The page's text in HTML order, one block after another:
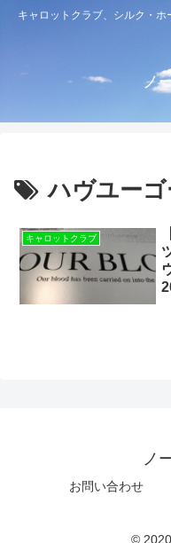
キャロットクラブ、シルク・
ノ
ハヴユー
キャロットクラブ
ノ
お問い合わせ
©